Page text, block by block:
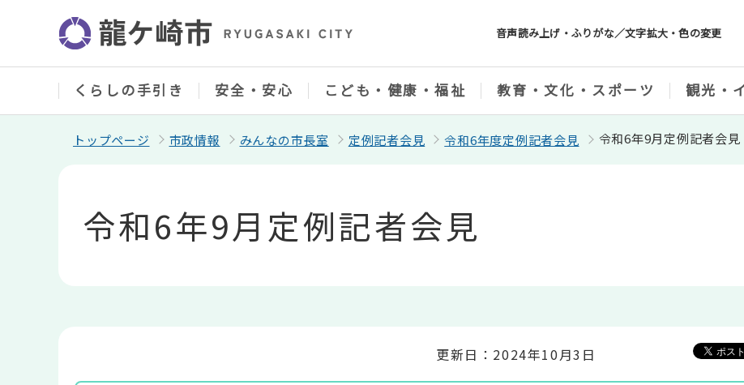
ジ
音声読み上げ・ふりがな／文字拡大・色の変更
くらしの手引き 安全・安心 こども・健康・福祉 教育・文化・スポーツ 観光・
トップページ 市政情報 みんなの市長室 定例記者会見 令和6年度定例記者会見 令和6年9月定例記者会見
令和6年9月定例記者会見
更新日：2024年10月3日